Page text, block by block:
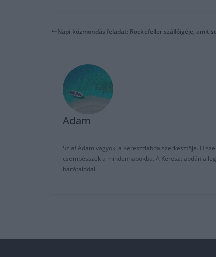
Napi közmondás feladat: Rockefeller szállóigéje, amit
Adam
Szia! Ádám vagyok, a Keresztlabda szerkesztője.
csempésszek a mindennapokba. A Keresztlabdán a
barátaiddal.